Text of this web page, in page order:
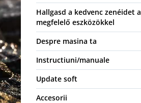
Hallgasd a kedvenc zenéidet a
megfelelő eszközökkel
Despre masina ta
Instructiuni/manuale
Update soft
Accesorii